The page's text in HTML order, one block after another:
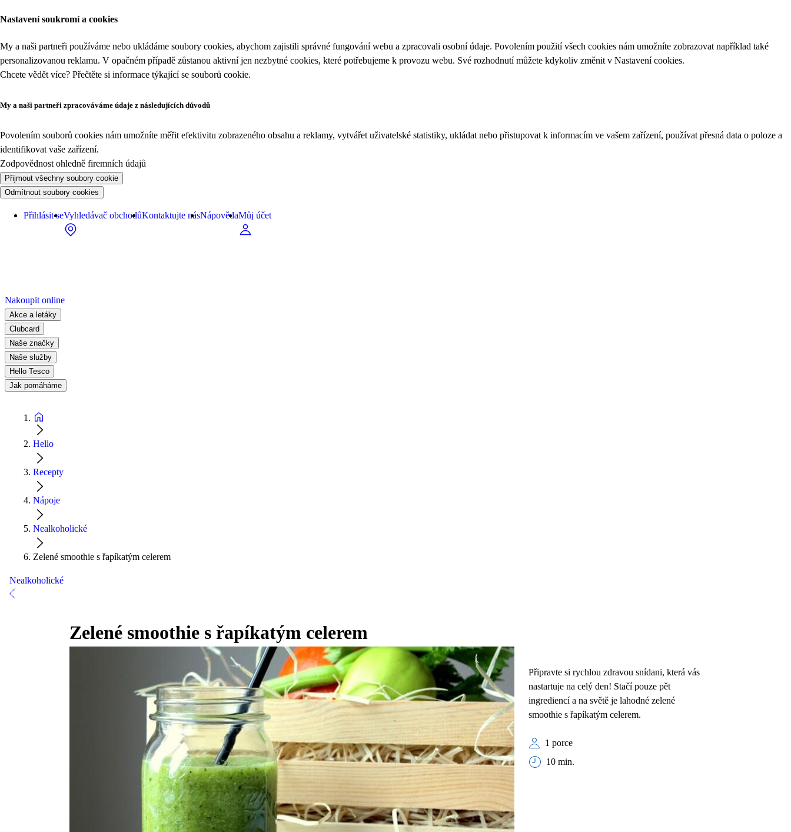
Nastavení soukromí a cookies
My a naši partneři používáme nebo ukládáme soubory cookies, abychom zajistili správné fungování webu a zpracovali osobní údaje. Povolením použití všech cookies nám umožníte zobrazovat například také
personalizovanou reklamu. V opačném případě zůstanou aktivní jen nezbytné cookies, které potřebujeme k provozu webu. Své rozhodnutí můžete kdykoliv změnit v Nastavení cookies.
Chcete vědět více? Přečtěte si informace týkající se souborů cookie.
My a naši partneři zpracováváme údaje z následujících důvodů
Povolením souborů cookies nám umožníte měřit efektivitu zobrazeného obsahu a reklamy, vytvářet uživatelské statistiky, ukládat nebo přistupovat k informacím ve vašem zařízení, používat přesná data o poloze a
identifikovat vaše zařízení.
Zodpovědnost ohledně firemních údajů
Přijmout všechny soubory cookie
Odmítnout soubory cookies
Přihlásit seVyhledávač obchodůKontaktujte násNápovědaMůj účet
Nakoupit online
Akce a letáky
Clubcard
Naše značky
Naše služby
Hello Tesco
Jak pomáháme
Hello
Recepty
Nápoje
Nealkoholické
Zelené smoothie s řapíkatým celerem
Nealkoholické
Zelené smoothie s řapíkatým celerem
Připravte si rychlou zdravou snídani, která vás
nastartuje na celý den! Stačí pouze pět
ingrediencí a na světě je lahodné zelené
smoothie s řapíkatým celerem.
1 porce
10 min.